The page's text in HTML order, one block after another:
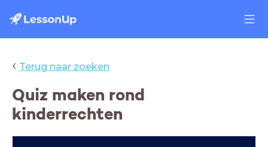
‹ Terug naar zoeken
Quiz maken rond
kinderrechten